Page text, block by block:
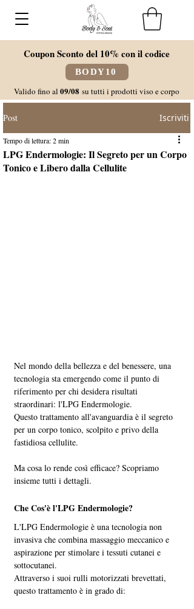
Coupon Sconto del 10% con il codice
BODY10
Valido fino al 09/08 su tutti i prodotti viso e corpo
Post Iscriviti
LPG Endermologie: Il Segreto per un Corpo
Tonico e Libero dalla Cellulite
Tempo di lettura: 2 min
Nel mondo della bellezza e del benessere, una
tecnologia sta emergendo come il punto di
riferimento per chi desidera risultati
straordinari: l'LPG Endermologie.
Questo trattamento all'avanguardia è il segreto
per un corpo tonico, scolpito e privo della
fastidiosa cellulite.
Ma cosa lo rende così efficace? Scopriamo
insieme tutti i dettagli.
Che Cos'è l'LPG Endermologie?
L'LPG Endermologie è una tecnologia non
invasiva che combina massaggio meccanico e
aspirazione per stimolare i tessuti cutanei e
sottocutanei.
Attraverso i suoi rulli motorizzati brevettati,
questo trattamento è in grado di: